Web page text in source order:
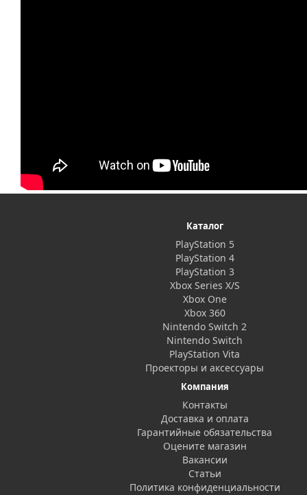
Каталог
PlayStation 5
PlayStation 4
PlayStation 3
Xbox Series X/S
Xbox One
Xbox 360
Nintendo Switch 2
Nintendo Switch
PlayStation Vita
Проекторы и аксессуары
Компания
Контакты
Доставка и оплата
Гарантийные обязательства
Оцените магазин
Вакансии
Статьи
Политика конфиденциальности